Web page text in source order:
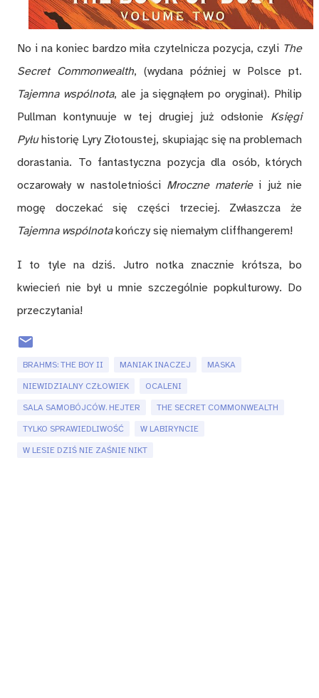
No i na koniec bardzo miła czytelnicza pozycja, czyli The
Secret Commonwealth, (wydana później w Polsce pt.
Tajemna wspólnota, ale ja sięgnąłem po oryginał). Philip
Pullman kontynuuje w tej drugiej już odsłonie Księgi
Pyłuhistorię Lyry Złotoustej, skupiając się na problemach
dorastania. To fantastyczna pozycja dla osób, których
oczarowały w nastoletniości Mroczne materiei już nie
mogę doczekać się części trzeciej. Zwłaszcza że
Tajemna wspólnotakończy się niemałym cliffhangerem!
I to tyle na dziś. Jutro notka znacznie krótsza, bo
kwiecień nie był u mnie szczególnie popkulturowy. Do
przeczytania!
BRAHMS: THE BOY II MANIAK INACZEJ MASKA
NIEWIDZIALNY CZŁOWIEK OCALENI
SALA SAMOBÓJCÓW. HEJTER THE SECRET COMMONWEALTH
TYLKO SPRAWIEDLIWOŚĆ W LABIRYNCIE
W LESIE DZIŚ NIE ZAŚNIE NIKT